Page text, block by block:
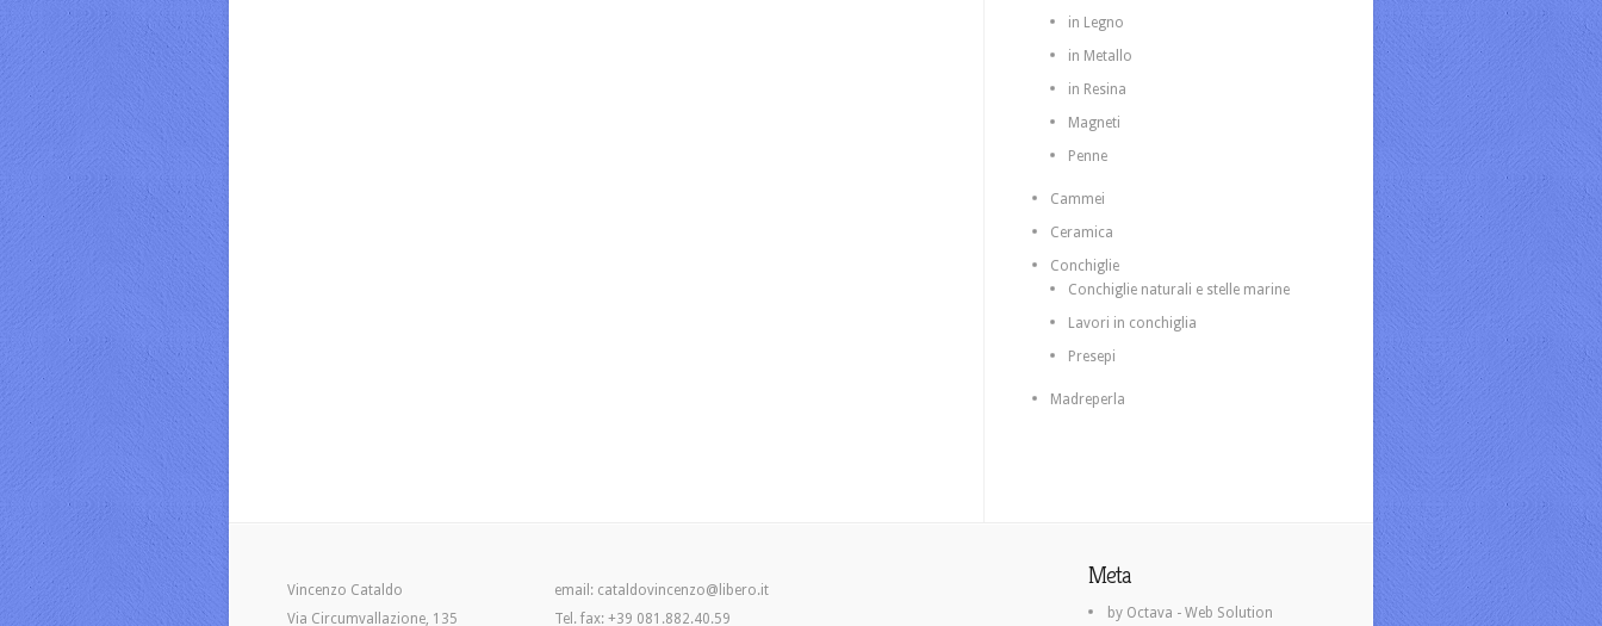
in Legno
in Metallo
in Resina
Magneti
Penne
Cammei
Ceramica
Conchiglie
Conchiglie naturali e stelle marine
Lavori in conchiglia
Presepi
Madreperla
Vincenzo Cataldo
Via Circumvallazione, 135
email: cataldovincenzo@libero.it
Tel. fax: +39 081.882.40.59
Meta
by Octava - Web Solution